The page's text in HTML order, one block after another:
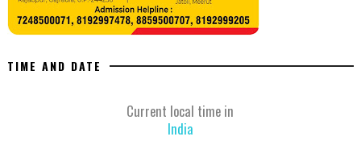
TIME AND DATE
Current local time in
India